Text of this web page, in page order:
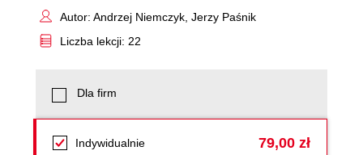
Autor: Andrzej Niemczyk, Jerzy Paśnik
Liczba lekcji: 22
Dla firm
Indywidualnie 79,00 zł